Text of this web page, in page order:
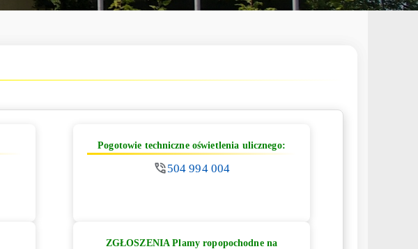
Pogotowie techniczne oświetlenia ulicznego:
504 994 004
ZGŁOSZENIA Plamy ropopochodne na